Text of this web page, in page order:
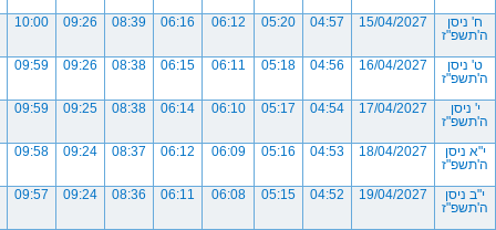
ח' ניסן
ה'תשפ"ז
15/04/2027
04:57
05:20
06:12
06:16
08:39
09:26
10:00
ט' ניסן
ה'תשפ"ז
16/04/2027
04:56
05:18
06:11
06:15
08:38
09:26
09:59
י' ניסן
ה'תשפ"ז
17/04/2027
04:54
05:17
06:10
06:14
08:38
09:25
09:59
י"א ניסן
ה'תשפ"ז
18/04/2027
04:53
05:16
06:09
06:12
08:37
09:24
09:58
י"ב ניסן
ה'תשפ"ז
19/04/2027
04:52
05:15
06:08
06:11
08:36
09:24
09:57